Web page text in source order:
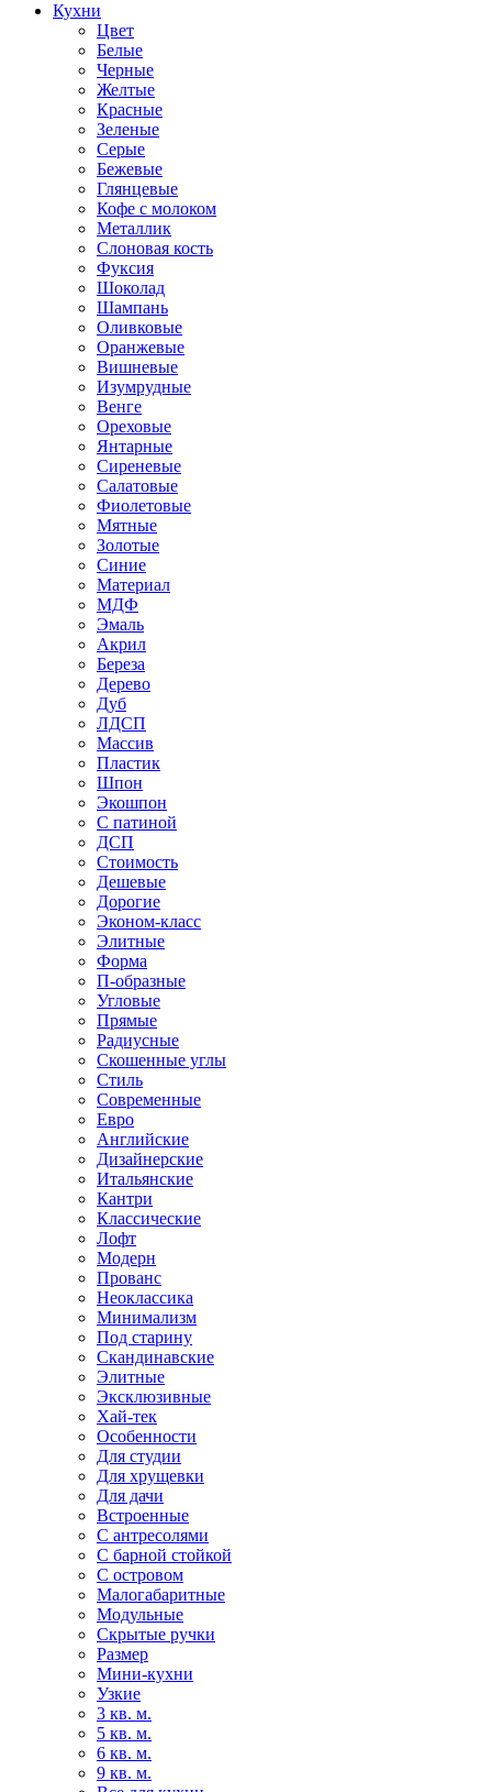
Кухни
Цвет
Белые
Черные
Желтые
Красные
Зеленые
Серые
Бежевые
Глянцевые
Кофе с молоком
Металлик
Слоновая кость
Фуксия
Шоколад
Шампань
Оливковые
Оранжевые
Вишневые
Изумрудные
Венге
Ореховые
Янтарные
Сиреневые
Салатовые
Фиолетовые
Мятные
Золотые
Синие
Материал
МДФ
Эмаль
Акрил
Береза
Дерево
Дуб
ЛДСП
Массив
Пластик
Шпон
Экошпон
С патиной
ДСП
Стоимость
Дешевые
Дорогие
Эконом-класс
Элитные
Форма
П-образные
Угловые
Прямые
Радиусные
Скошенные углы
Стиль
Современные
Евро
Английские
Дизайнерские
Итальянские
Кантри
Классические
Лофт
Модерн
Прованс
Неоклассика
Минимализм
Под старину
Скандинавские
Элитные
Эксклюзивные
Хай-тек
Особенности
Для студии
Для хрущевки
Для дачи
Встроенные
С антресолями
С барной стойкой
С островом
Малогабаритные
Модульные
Скрытые ручки
Размер
Мини-кухни
Узкие
3 кв. м.
5 кв. м.
6 кв. м.
9 кв. м.